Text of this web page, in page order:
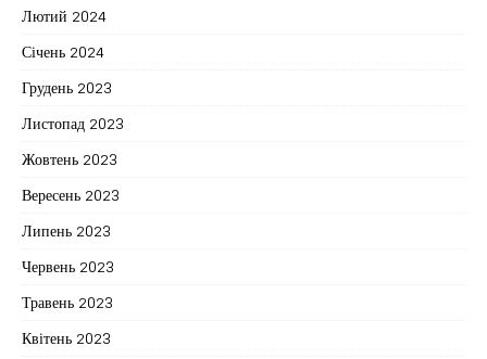
Лютий 2024
Січень 2024
Грудень 2023
Листопад 2023
Жовтень 2023
Вересень 2023
Липень 2023
Червень 2023
Травень 2023
Квітень 2023